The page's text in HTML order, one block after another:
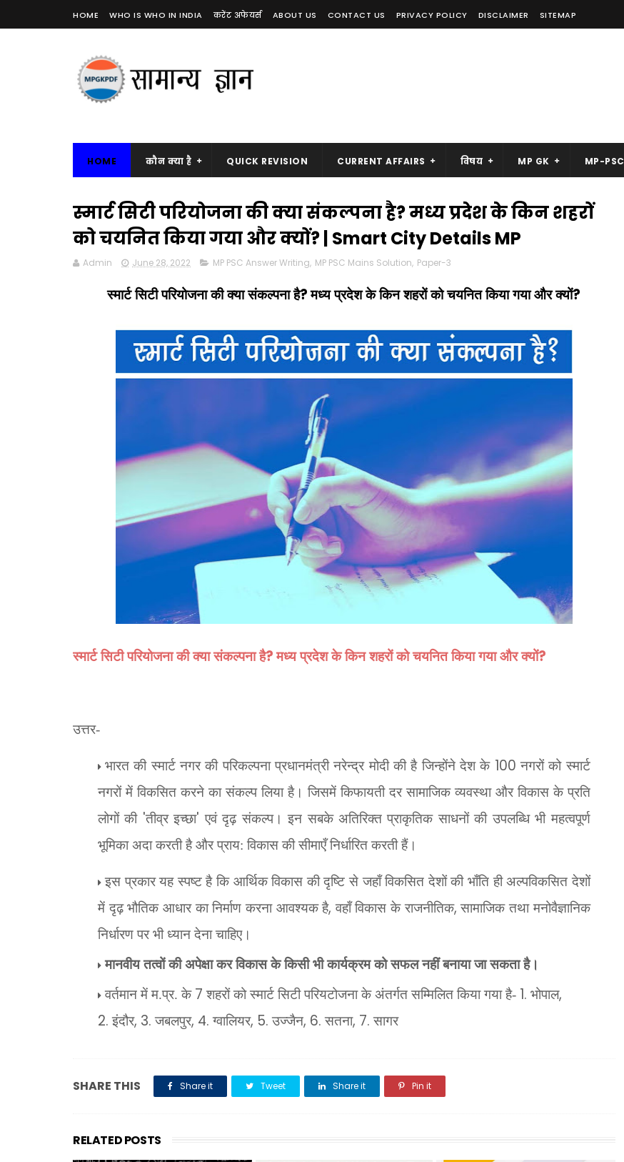
HOME WHO IS WHO IN INDIA करेंट अफेयर्स ABOUT US CONTACT US PRIVACY POLICY DISCLAIMER SITEMAP
HOME कौन क्या है QUICK REVISION CURRENT AFFAIRS विषय MP GK MP-PSC
स्मार्ट सिटी परियोजना की क्या संकल्पना है? मध्य प्रदेश के किन शहरों
को चयनित किया गया और क्यों? | Smart City Details MP
Admin June 28, 2022 MP PSC Answer Writing, MP PSC Mains Solution, Paper-3
स्मार्ट सिटी परियोजना की क्या संकल्पना है?मध्य प्रदेश के किन शहरों को चयनित किया गया और क्यों?
स्मार्ट सिटी परियोजना की क्या संकल्पना है?मध्य प्रदेश के किन शहरों को चयनित किया गया और क्यों?
उत्तर-
भारत की स्मार्ट नगर की परिकल्पना प्रधानमंत्री नरेन्द्र मोदी की है जिन्होंने देश के 100 नगरों को स्मार्ट
नगरों में विकसित करने का संकल्प लिया है। जिसमें किफायती दर सामाजिक व्यवस्था और विकास के प्रति
लोगों की 'तीव्र इच्छा' एवं दृढ़ संकल्प। इन सबके अतिरिक्त प्राकृतिक साधनों की उपलब्धि भी महत्वपूर्ण
भूमिका अदा करती है और प्राय: विकास की सीमाएँ निर्धारित करती हैं।
इस प्रकार यह स्पष्ट है कि आर्थिक विकास की दृष्टि से जहाँ विकसित देशों की भाँति ही अल्पविकसित देशों
में दृढ़ भौतिक आधार का निर्माण करना आवश्यक है, वहाँ विकास के राजनीतिक,सामाजिक तथा मनोवैज्ञानिक
निर्धारण पर भी ध्यान देना चाहिए।
मानवीय तत्वों की अपेक्षा कर विकास के किसी भी कार्यक्रम को सफल नहीं बनाया जा सकता है।
वर्तमान में म.प्र. के 7 शहरों को स्मार्ट सिटी परियटोजना के अंतर्गत सम्मिलित किया गया है- 1. भोपाल,
2. इंदौर, 3. जबलपुर, 4. ग्वालियर, 5. उज्जैन, 6. सतना, 7. सागर
SHARE THIS Share it Tweet Share it Pin it
RELATED POSTS